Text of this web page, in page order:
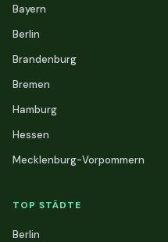
Bayern
Berlin
Brandenburg
Bremen
Hamburg
Hessen
Mecklenburg-Vorpommern
TOP STÄDTE
Berlin